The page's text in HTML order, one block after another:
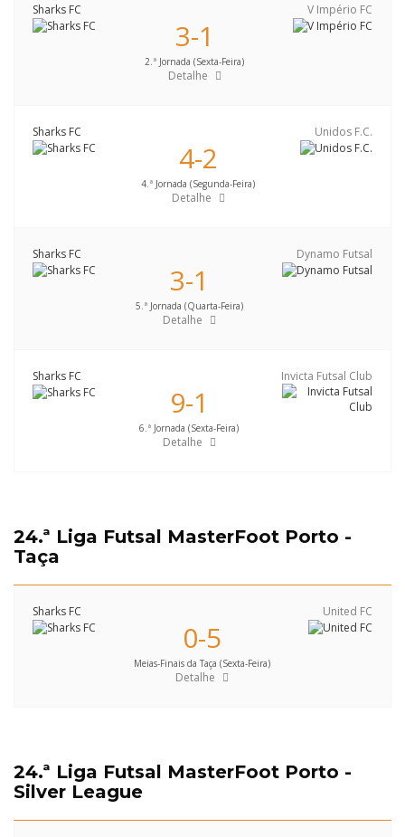
Sharks FC V Império FC
3-1
2.ª Jornada (Sexta-Feira)
Detalhe
Sharks FC Unidos F.C.
4-2
4.ª Jornada (Segunda-Feira)
Detalhe
Sharks FC Dynamo Futsal
3-1
5.ª Jornada (Quarta-Feira)
Detalhe
Sharks FC Invicta Futsal Club
9-1
6.ª Jornada (Sexta-Feira)
Detalhe
24.ª Liga Futsal MasterFoot Porto -
Taça
Sharks FC United FC
0-5
Meias-Finais da Taça (Sexta-Feira)
Detalhe
24.ª Liga Futsal MasterFoot Porto -
Silver League